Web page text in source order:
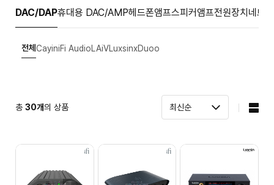
DAC/DAP휴대용 DAC/AMP헤드폰앰프스피커앰프전원장치네트
전체 CayiniFi AudioLAiVLuxsinxDuoo
총 30개의 상품